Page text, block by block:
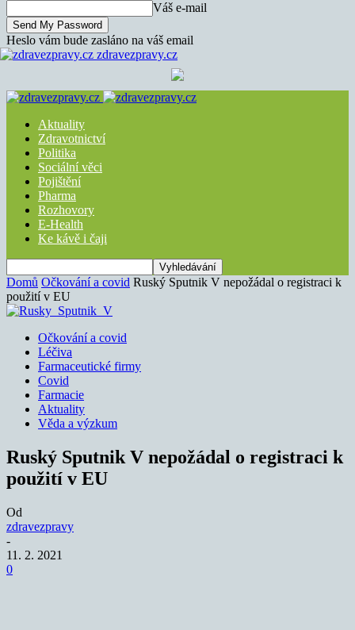
Váš e-mail
Heslo vám bude zasláno na váš email
zdravezpravy.cz
Aktuality
Zdravotnictví
Politika
Sociální věci
Pojištění
Pharma
Rozhovory
E-Health
Ke kávě i čaji
Domů Očkování a covid Ruský Sputnik V nepožádal o registraci k
použití v EU
Očkování a covid
Léčiva
Farmaceutické firmy
Covid
Farmacie
Aktuality
Věda a výzkum
Ruský Sputnik V nepožádal o registraci k
použití v EU
Od
zdravezpravy
-
11. 2. 2021
0